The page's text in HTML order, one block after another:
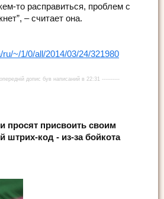
то расправиться, проблем с
– считает она.
~/1/0/all/2014/03/24/321980
допис був написаний в 22:31 ----------
просят присвоить своим
штрих-код - из-за бойкота